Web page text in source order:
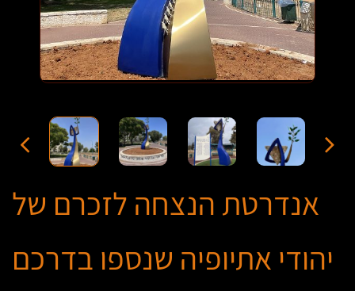
אנדרטת הנצחה לזכרם של
יהודי אתיופיה שנספו בדרכם